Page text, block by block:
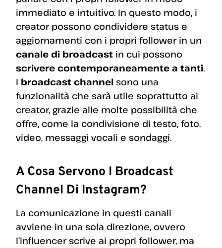
immediato e intuitivo. In questo modo, i
creator possono condividere status e
aggiornamenti con i propri follower in un
canale di broadcast in cui possono
scrivere contemporaneamente a tanti.
I broadcast channel sono una
funzionalità che sarà utile soprattutto ai
creator, grazie alle molte possibilità che
offre, come la condivisione di testo, foto,
video, messaggi vocali e sondaggi.
A Cosa Servono I Broadcast
Channel Di Instagram?
La comunicazione in questi canali
avviene in una sola direzione, ovvero
l’influencer scrive ai propri follower, ma